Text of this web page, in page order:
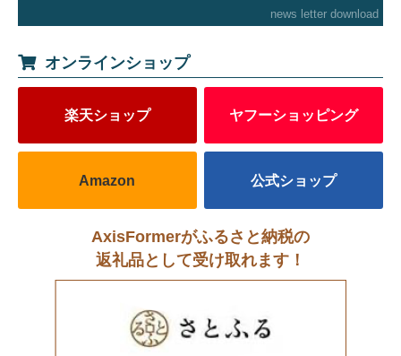
news letter download
オンラインショップ
楽天ショップ ヤフーショッピング
Amazon 公式ショップ
AxisFormerがふるさと納税の
返礼品として受け取れます！